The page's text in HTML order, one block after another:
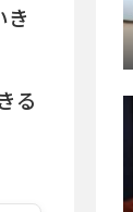
き
る